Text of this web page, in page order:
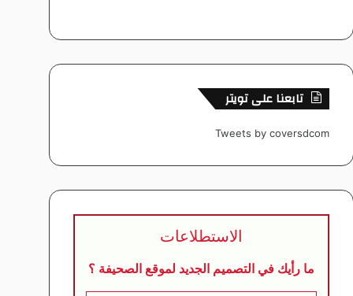
تابعنا على تويتر
Tweets by coversdcom
الاستطلاعات
ما رأيك في التصميم الجديد لموقع الصحيفة ؟